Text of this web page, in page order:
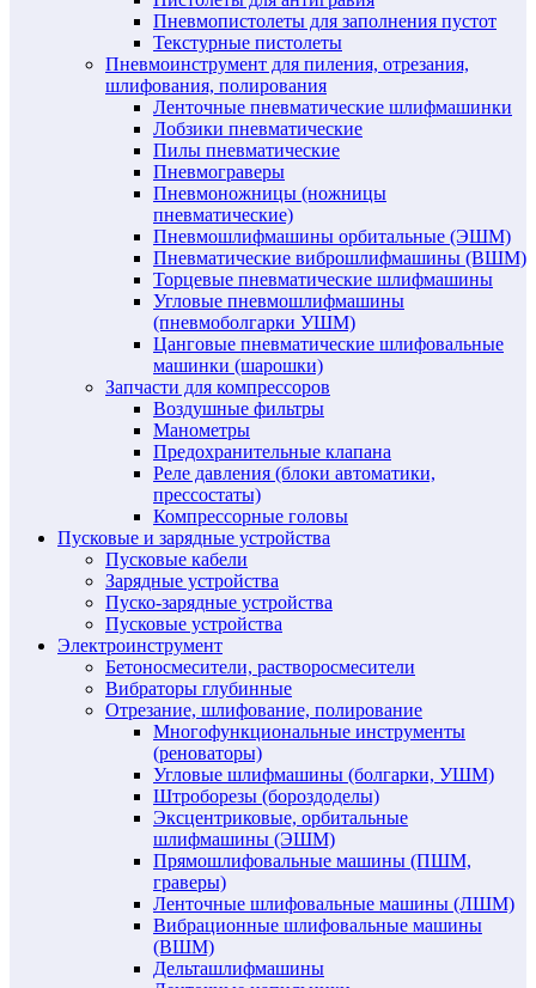
Пневмопистолеты для заполнения пустот
Текстурные пистолеты
Пневмоинструмент для пиления, отрезания,
шлифования, полирования
Ленточные пневматические шлифмашинки
Лобзики пневматические
Пилы пневматические
Пневмограверы
Пневмоножницы (ножницы
пневматические)
Пневмошлифмашины орбитальные (ЭШМ)
Пневматические виброшлифмашины (ВШМ)
Торцевые пневматические шлифмашины
Угловые пневмошлифмашины
(пневмоболгарки УШМ)
Цанговые пневматические шлифовальные
машинки (шарошки)
Запчасти для компрессоров
Воздушные фильтры
Манометры
Предохранительные клапана
Реле давления (блоки автоматики,
прессостаты)
Компрессорные головы
Пусковые и зарядные устройства
Пусковые кабели
Зарядные устройства
Пуско-зарядные устройства
Пусковые устройства
Электроинструмент
Бетоносмесители, растворосмесители
Вибраторы глубинные
Отрезание, шлифование, полирование
Многофункциональные инструменты
(реноваторы)
Угловые шлифмашины (болгарки, УШМ)
Штроборезы (бороздоделы)
Эксцентриковые, орбитальные
шлифмашины (ЭШМ)
Прямошлифовальные машины (ПШМ,
граверы)
Ленточные шлифовальные машины (ЛШМ)
Вибрационные шлифовальные машины
(ВШМ)
Дельташлифмашины